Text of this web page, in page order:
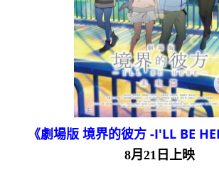
《劇場版 境界的彼方 -I'LL BE
8月21日上映